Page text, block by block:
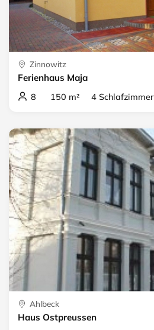
Zinnowitz
Ferienhaus Maja
8 150 m² 4 Schlafzimmer
Ahlbeck
Haus Ostpreussen